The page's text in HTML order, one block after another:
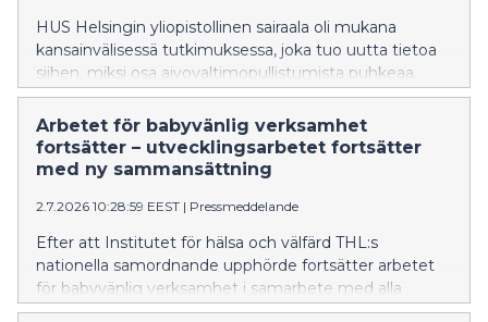
HUS Helsingin yliopistollinen sairaala oli mukana
kansainvälisessä tutkimuksessa, joka tuo uutta tietoa
siihen, miksi osa aivovaltimopullistumista puhkeaa.
Tulokset voivat tulevaisuudessa auttaa tunnistamaan
nykyistä paremmin ne pullistumat, joiden
puhkeamisriski on suurin ja tukemaan uusien
lääkehoitojen kehittämistä. Tutkimus on julkaistu
Arbetet för babyvänlig verksamhet
fortsätter – utvecklingsarbetet fortsätter
med ny sammansättning
2.7.2026 10:28:59 EEST | Pressmeddelande
Efter att Institutet för hälsa och välfärd THL:s
nationella samordnande upphörde fortsätter arbetet
för babyvänlig verksamhet i samarbete med alla
välfärdsområden. Målet för den sakkunniggrupp som